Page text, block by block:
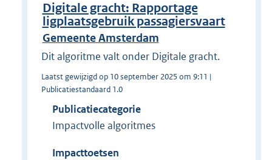
Digitale gracht: Rapportage
ligplaatsgebruik passagiersvaart
Gemeente Amsterdam
Dit algoritme valt onder Digitale gracht.
Laatst gewijzigd op 10 september 2025 om 9:11 |
Publicatiestandaard 1.0
Publicatiecategorie
Impactvolle algoritmes
Impacttoetsen